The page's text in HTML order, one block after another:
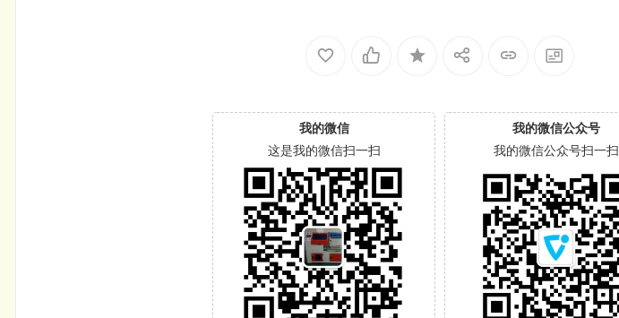
我的微信
这是我的微信扫一扫
我的微信公众号
我的微信公众号扫一扫